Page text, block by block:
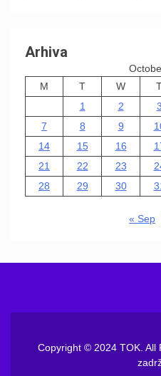
Arhiva
M
T W
1
2 3
7
8 9
14
15 16
21
22 23
28
29 30
« Sep
Copyright © 2024 TOK. All